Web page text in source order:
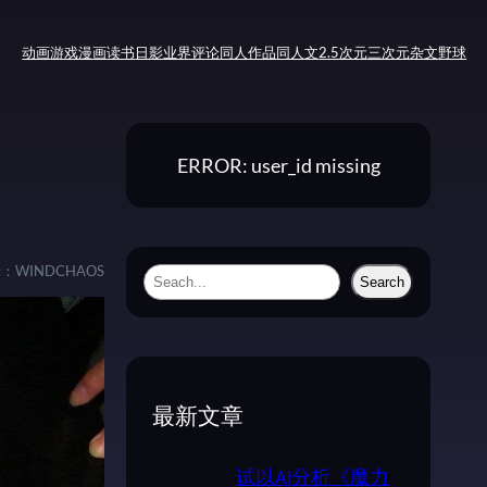
动画游戏漫画读书日影业界评论同人作品同人文2.5次元三次元杂文野球
WINDCHAOS
ERROR: user_id missing
S
e
Search
最新文章
试以AI分析《魔力